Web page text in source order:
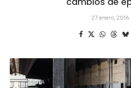
27 enero, 2016